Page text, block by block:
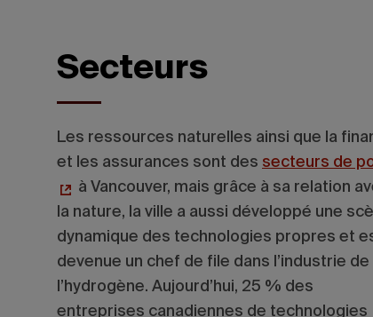
Secteurs
Les ressources naturelles ainsi que la
et les assurances sont des secteurs de
à Vancouver, mais grâce à sa relation
la nature, la ville a aussi développé une
dynamique des technologies propres et
devenue un chef de file dans l’industrie de
l’hydrogène. Aujourd’hui, 25 % des
entreprises canadiennes de technologies